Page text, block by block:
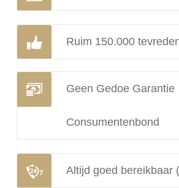
Ruim 150.000
Geen Gedoe Garantie
Consumentenbond
Altijd goed bereikbaar